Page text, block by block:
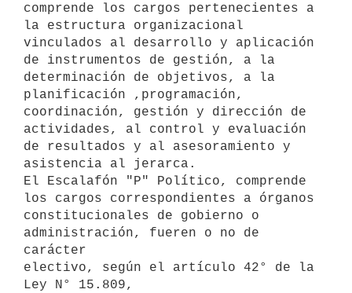
comprende los cargos pertenecientes a
la estructura organizacional
vinculados al desarrollo y aplicación
de instrumentos de gestión, a la
determinación de objetivos, a la
planificación ,programación,
coordinación, gestión y dirección de
actividades, al control y evaluación
de resultados y al asesoramiento y
asistencia al jerarca.
El Escalafón "P" Político, comprende
los cargos correspondientes a órganos
constitucionales de gobierno o
administración, fueren o no de
carácter
electivo, según el artículo 42° de la
Ley N° 15.809,